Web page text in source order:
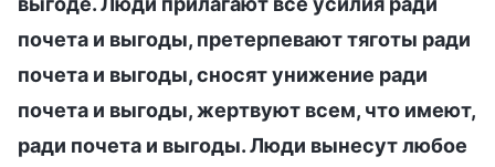
почета и выгоды, претерпевают тяготы ради
почета и выгоды, сносят унижение ради
почета и выгоды, жертвуют всем, что имеют,
ради почета и выгоды. Люди вынесут любое